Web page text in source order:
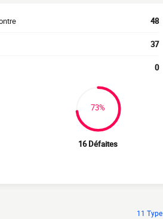
48
37
0
73%
16 Défaites
11 Type